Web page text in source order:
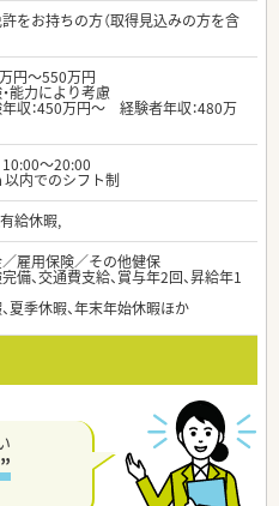
をお持ちの方（取得見込みの方を含
円～550万円
能力により考慮
収：450万円～ 経験者年収：480万
～20:00
内でのシフト制
給休暇,
雇用保険／その他健保
備、交通費支給、賞与年2回、昇給年1
夏季休暇、年末年始休暇ほか